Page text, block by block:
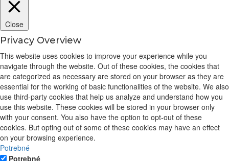
Close
Privacy Overview
This website uses cookies to improve your experience while you
navigate through the website. Out of these cookies, the cookies that
are categorized as necessary are stored on your browser as they are
essential for the working of basic functionalities of the website. We also
use third-party cookies that help us analyze and understand how you
use this website. These cookies will be stored in your browser only
with your consent. You also have the option to opt-out of these
cookies. But opting out of some of these cookies may have an effect
on your browsing experience.
Potrebné
Potrebné